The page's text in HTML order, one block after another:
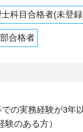
科目合格者(未登
合格者
の実務経験が3年
験のある方）